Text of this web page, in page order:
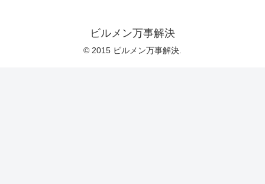
ビルメン万事解決
© 2015 ビルメン万事解決.